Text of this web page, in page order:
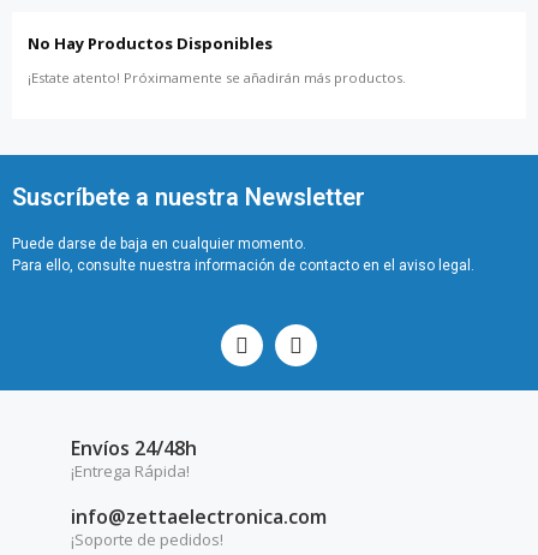
No Hay Productos Disponibles
¡Estate atento! Próximamente se añadirán más productos.
Suscríbete a nuestra Newsletter
Puede darse de baja en cualquier momento.
Para ello, consulte nuestra información de contacto en el aviso legal.
Envíos 24/48h
¡Entrega Rápida!
info@zettaelectronica.com
¡Soporte de pedidos!